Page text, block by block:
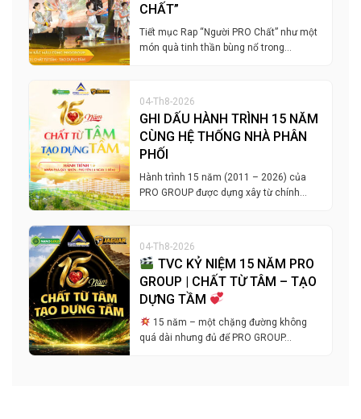
CHẤT”
Tiết mục Rap “Người PRO Chất” như một
món quà tinh thần bùng nổ trong…
04-Th8-2026
GHI DẤU HÀNH TRÌNH 15 NĂM
CÙNG HỆ THỐNG NHÀ PHÂN
PHỐI
Hành trình 15 năm (2011 – 2026) của
PRO GROUP được dựng xây từ chính…
04-Th8-2026
TVC KỶ NIỆM 15 NĂM PRO
GROUP | CHẤT TỪ TÂM – TẠO
DỰNG TẦM
15 năm – một chặng đường không
quá dài nhưng đủ để PRO GROUP…